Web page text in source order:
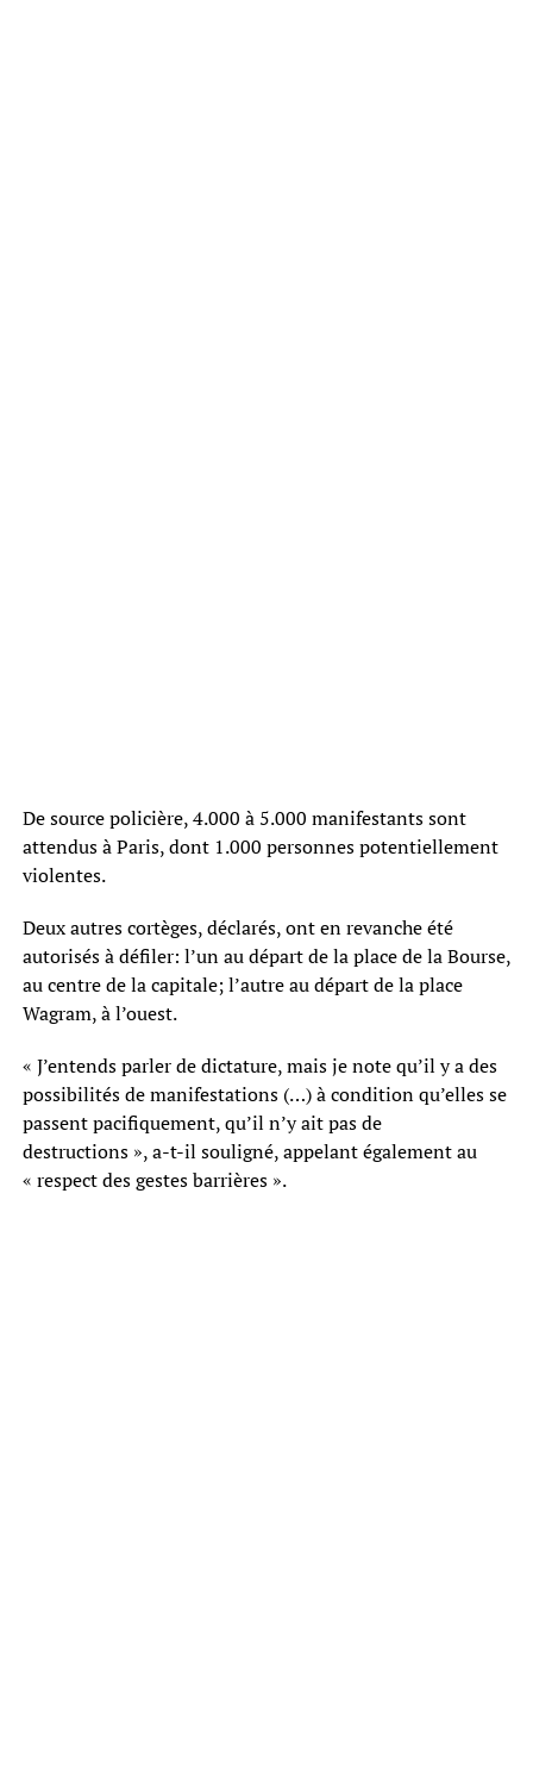
De source policière, 4.000 à 5.000 manifestants sont
attendus à Paris, dont 1.000 personnes potentiellement
violentes.
Deux autres cortèges, déclarés, ont en revanche été
autorisés à défiler: l’un au départ de la place de la Bourse,
au centre de la capitale; l’autre au départ de la place
Wagram, à l’ouest.
« J’entends parler de dictature, mais je note qu’il y a des
possibilités de manifestations (…) à condition qu’elles se
passent pacifiquement, qu’il n’y ait pas de
destructions », a-t-il souligné, appelant également au
« respect des gestes barrières ».